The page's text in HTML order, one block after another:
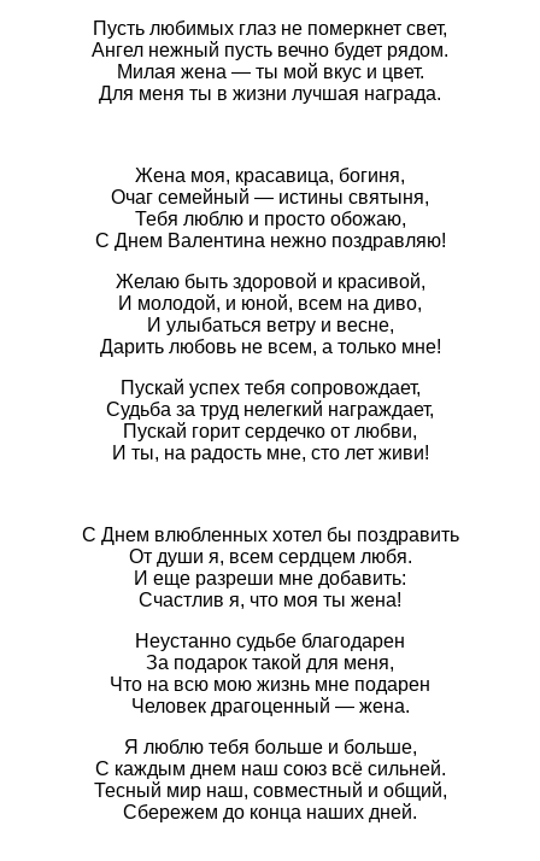
Пусть любимых глаз не померкнет свет,
Ангел нежный пусть вечно будет рядом.
Милая жена — ты мой вкус и цвет.
Для меня ты в жизни лучшая награда.
Жена моя, красавица, богиня,
Очаг семейный — истины святыня,
Тебя люблю и просто обожаю,
С Днем Валентина нежно поздравляю!
Желаю быть здоровой и красивой,
И молодой, и юной, всем на диво,
И улыбаться ветру и весне,
Дарить любовь не всем, а только мне!
Пускай успех тебя сопровождает,
Судьба за труд нелегкий награждает,
Пускай горит сердечко от любви,
И ты, на радость мне, сто лет живи!
С Днем влюбленных хотел бы поздравить
От души я, всем сердцем любя.
И еще разреши мне добавить:
Счастлив я, что моя ты жена!
Неустанно судьбе благодарен
За подарок такой для меня,
Что на всю мою жизнь мне подарен
Человек драгоценный — жена.
Я люблю тебя больше и больше,
С каждым днем наш союз всё сильней.
Тесный мир наш, совместный и общий,
Сбережем до конца наших дней.